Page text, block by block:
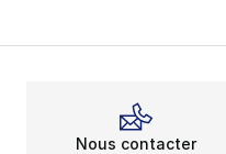
Nous contacter